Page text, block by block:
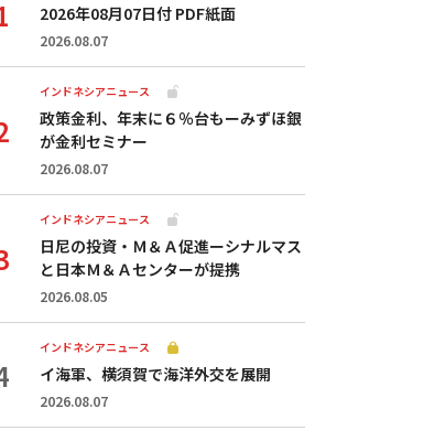
2026年08月07日付 PDF紙面
2026.08.07
インドネシアニュース
政策金利、年末に６％台もーみずほ銀
が金利セミナー
2026.08.07
インドネシアニュース
日尼の投資・Ｍ＆Ａ促進ーシナルマス
と日本Ｍ＆Ａセンターが提携
2026.08.05
インドネシアニュース
イ海軍、横須賀で海洋外交を展開
2026.08.07